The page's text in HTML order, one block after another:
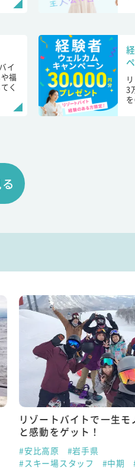
イ
福
く
3
リゾートバイトで一生モ
と感動をゲット！
#安比高原
#岩手県
#スキー場スタッフ
#中期